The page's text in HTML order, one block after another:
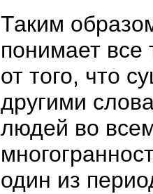
Таким
понимает все
от того, что
другими
людей во
один из